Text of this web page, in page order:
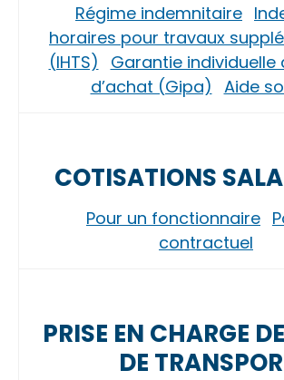
Régime indemnitaire
horaires pour travaux
(IHTS)
Garantie individuelle
d’achat (Gipa) Aide
COTISATIONS
Pour un fonctionnaire
contractuel
PRISE EN CHARGE
DE